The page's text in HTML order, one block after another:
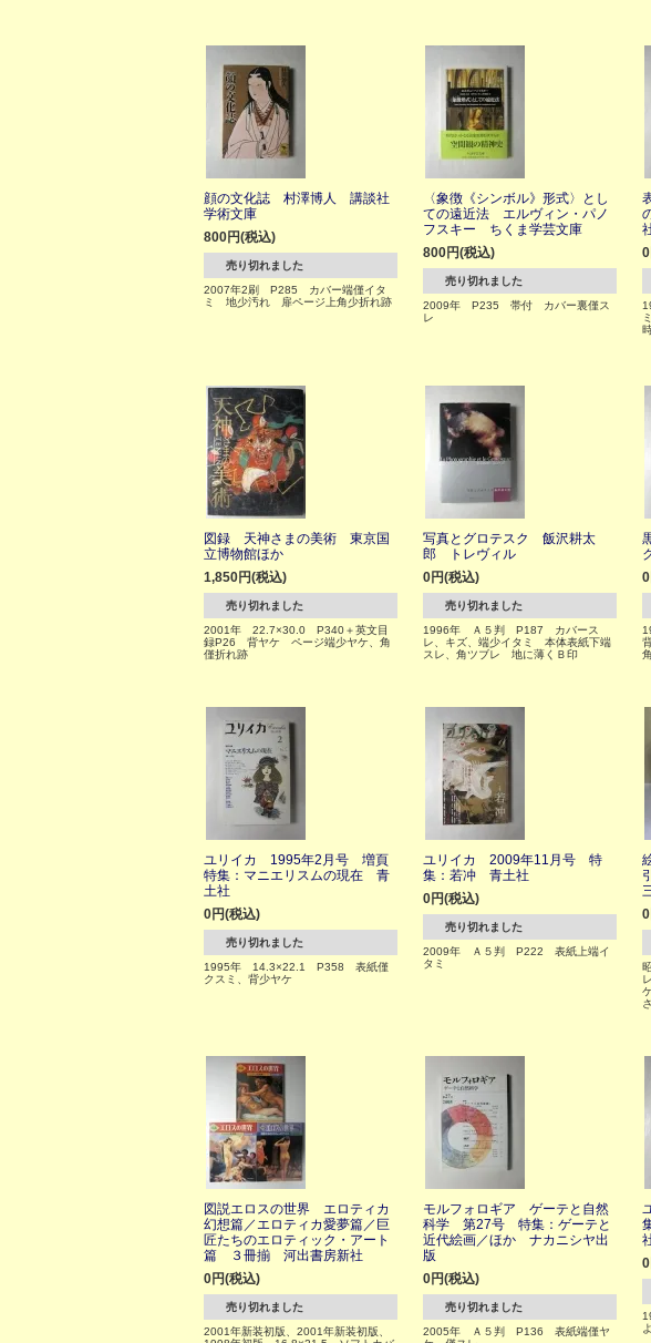
顔の文化誌 村澤博人 講談社
学術文庫
800円(税込)
売り切れました
2007年2刷 P285 カバー端僅イタ
ミ 地少汚れ 扉ページ上角少折れ跡
〈象徴《シンボル》形式〉とし
ての遠近法 エルヴィン・パノ
フスキー ちくま学芸文庫
800円(税込)
売り切れました
2009年 P235 帯付 カバー裏僅ス
レ
図録 天神さまの美術 東京国
立博物館ほか
1,850円(税込)
売り切れました
2001年 22.7×30.0 P340＋英文目
録P26 背ヤケ ページ端少ヤケ、角
僅折れ跡
写真とグロテスク 飯沢耕太
郎 トレヴィル
0円(税込)
売り切れました
1996年 Ａ５判 P187 カバース
レ、キズ、端少イタミ 本体表紙下端
スレ、角ツブレ 地に薄くＢ印
ユリイカ 1995年2月号 増頁
特集：マニエリスムの現在 青
土社
0円(税込)
売り切れました
1995年 14.3×22.1 P358 表紙僅
クスミ、背少ヤケ
ユリイカ 2009年11月号 特
集：若冲 青土社
0円(税込)
売り切れました
2009年 Ａ５判 P222 表紙上端イ
タミ
図説エロスの世界 エロティカ
幻想篇／エロティカ愛夢篇／巨
匠たちのエロティック・アート
篇 ３冊揃 河出書房新社
0円(税込)
売り切れました
2001年新装初版、2001年新装初版、
モルフォロギア ゲーテと自然
科学 第27号 特集：ゲーテと
近代絵画／ほか ナカニシヤ出
版
0円(税込)
売り切れました
2005年 Ａ５判 P136 表紙端僅ヤ